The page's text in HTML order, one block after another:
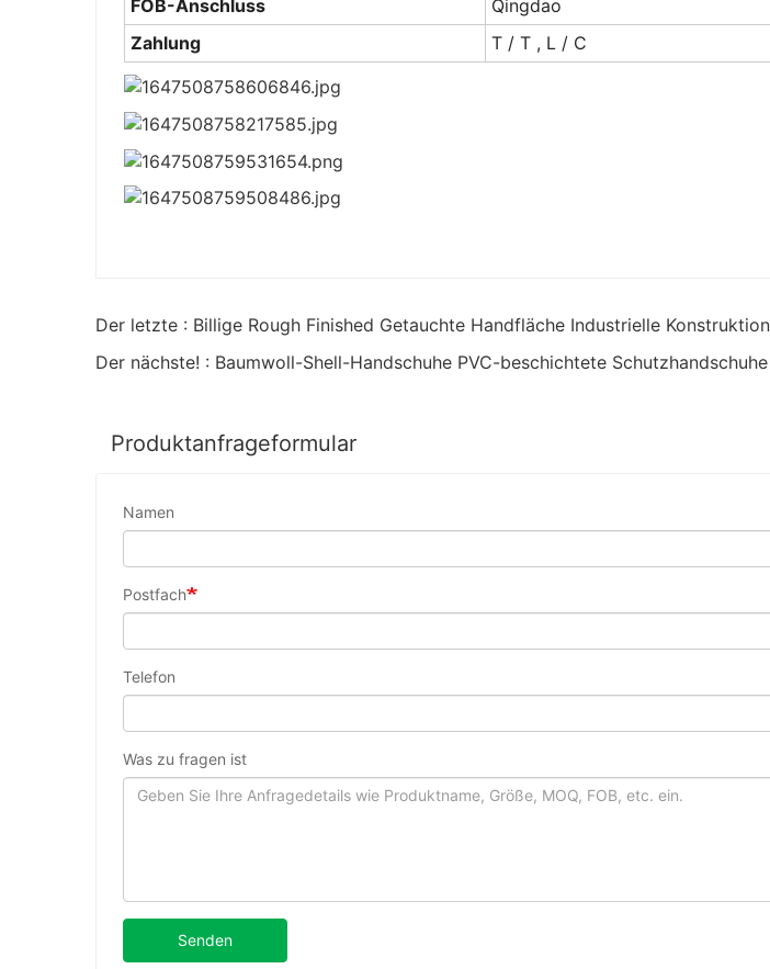
FOB-Anschluss
Qingdao
Zahlung
T / T , L / C
Der nächste! : Baumwoll-Shell-Handschuhe PVC-beschichtete
Produktanfrageformular
Namen
Postfach
Telefon
Was zu fragen ist
Senden